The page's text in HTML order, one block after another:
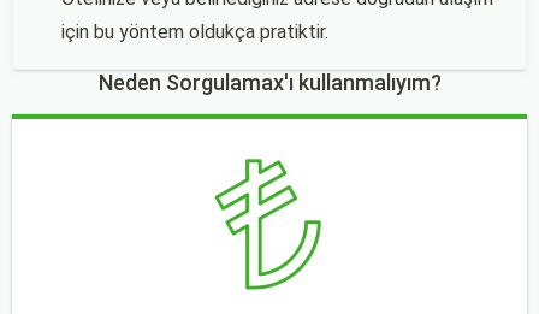
için bu yöntem oldukça pratiktir.
Neden Sorgulamax'ı kullanmalıyım?